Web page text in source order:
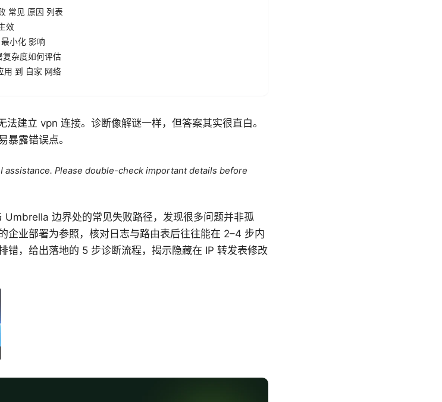
常见 原因 列表
效
小化 影响
复杂度如何评估
用 到 自家 网络
建立 vpn 连接。诊断像解谜一样，但答案其实很直白。
暴露错误点。
Please double-check important details before
边界处的常见失败路径，发现很多问题并非孤
业部署为参照，核对日志与路由表后往往能在 2–4 步内
错，给出落地的 5 步诊断流程，揭示隐藏在 IP 转发表修改